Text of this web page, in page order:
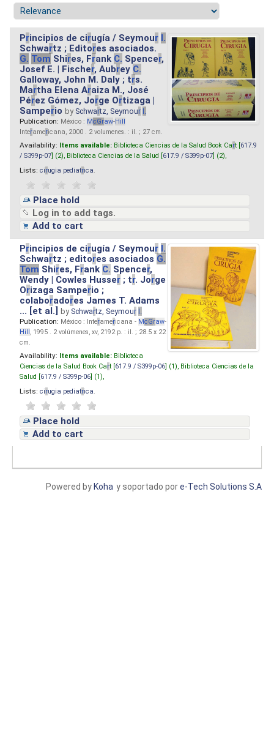
Principios de cirugía / Seymour I.
Schwartz ; Editores asociados.
G. Tom Shires, Frank C. Spencer,
Josef E. | Fischer, Aubrey C.
Galloway, John M. Daly ; trs.
Martha Elena Araiza M., José
Pérez Gómez, Jorge Ortizaga |
Samperio by Schwartz, Seymour I.
Publication: México : McGraw-Hill
Interamericana, 2000 . 2 volumenes. : il. ; 27 cm.
Availability: Items available: Biblioteca Ciencias de la Salud Book Cart [ 617.9
/ S399p-07 ] (2), Biblioteca Ciencias de la Salud [ 617.9 / S399p-07 ] (2),
Lists: cirugia pediatrica
Place hold
Log in to add tags.
Add to cart
Principios de cirugía / Seymour I.
Schwartz ; editores asociados G.
Tom Shires, Frank C. Spencer,
Wendy | Cowles Husser ; tr. Jorge
Orizaga Samperio ;
colaboradores James T. Adams
... [et al.]by Schwartz, Seymour I.
Publication: México : Interamericana - McGraw-
Hill, 1995 . 2 volúmenes, xv, 2192 p. : il. ; 28.5 x 22
cm.
Availability: Items available: Biblioteca
Ciencias de la Salud Book Cart [ 617.9 / S399p-06 ] (1), Biblioteca Ciencias de la
Salud [ 617.9 / S399p-06 ] (1),
Lists: cirugia pediatrica
Place hold
Add to cart
y soportado pore-Tech Solutions S.A
Powered by Koha